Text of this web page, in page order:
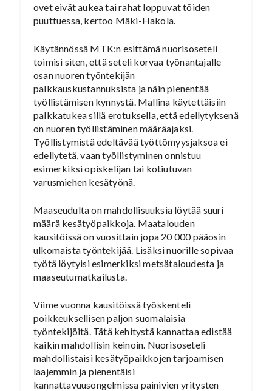
ovet eivät aukea tai rahat loppuvat töiden
puuttuessa, kertoo Mäki-Hakola.
Käytännössä MTK:n esittämä nuorisoseteli
toimisi siten, että seteli korvaa työnantajalle
osan nuoren työntekijän
palkkauskustannuksista ja näin pienentää
työllistämisen kynnystä. Mallina käytettäisiin
palkkatukea sillä erotuksella, että edellytyksenä
on nuoren työllistäminen määräajaksi.
Työllistymistä edeltävää työttömyysjaksoa ei
edellytetä, vaan työllistyminen onnistuu
esimerkiksi opiskelijan tai kotiutuvan
varusmiehen kesätyönä.
Maaseudulta on mahdollisuuksia löytää suuri
määrä kesätyöpaikkoja. Maatalouden
kausitöissä on vuosittain jopa 20 000 pääosin
ulkomaista työntekijää. Lisäksi nuorille sopivaa
työtä löytyisi esimerkiksi metsätaloudesta ja
maaseutumatkailusta.
Viime vuonna kausitöissä työskenteli
poikkeuksellisen paljon suomalaisia
työntekijöitä. Tätä kehitystä kannattaa edistää
kaikin mahdollisin keinoin. Nuorisoseteli
mahdollistaisi kesätyöpaikkojen tarjoamisen
laajemmin ja pienentäisi
kannattavuusongelmissa painivien yritysten